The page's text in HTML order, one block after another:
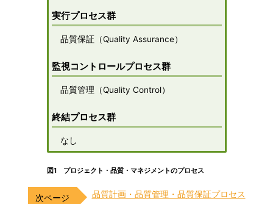
実行プロセス群
品質保証（Quality Assurance）
監視コントロールプロセス群
品質管理（Quality Control）
終結プロセス群
なし
図1 プロジェクト・品質・マネジメントのプロセス
品質計画・品質管理・品質保証プロセス